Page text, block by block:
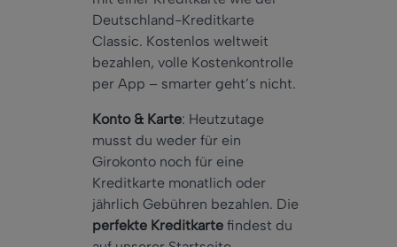
Deutschland-Kreditkarte
Classic. Kostenlos weltweit
bezahlen, volle Kostenkontrolle
per App – smarter geht’s nicht.
Konto & Karte: Heutzutage
musst du weder für ein
Girokonto noch für eine
Kreditkarte monatlich oder
jährlich Gebühren bezahlen. Die
perfekte Kreditkarte findest du